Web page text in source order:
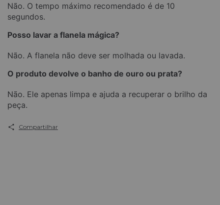
Não. O tempo máximo recomendado é de 10
segundos.
Posso lavar a flanela mágica?
Não. A flanela não deve ser molhada ou lavada.
O produto devolve o banho de ouro ou prata?
Não. Ele apenas limpa e ajuda a recuperar o brilho da
peça.
Compartilhar